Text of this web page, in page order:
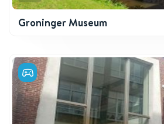
Groninger Museum